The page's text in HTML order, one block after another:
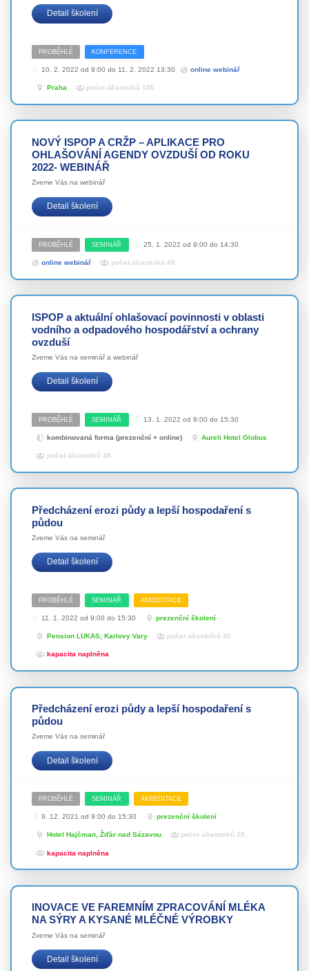
Detail školení
PROBĚHLÉ KONFERENCE
10. 2. 2022 od 9:00 do 11. 2. 2022 13:30 online webinář
Praha počet účastníků 105
NOVÝ ISPOP A CRŽP – APLIKACE PRO
OHLAŠOVÁNÍ AGENDY OVZDUŠÍ OD ROKU
2022- WEBINÁŘ
Zveme Vás na webinář
Detail školení
PROBĚHLÉ SEMINÁŘ 25. 1. 2022 od 9:00 do 14:30
online webinář počet účastníků 49
ISPOP a aktuální ohlašovací povinnosti v oblasti
vodního a odpadového hospodářství a ochrany
ovzduší
Zveme Vás na seminář a webinář
Detail školení
PROBĚHLÉ SEMINÁŘ 13. 1. 2022 od 9:00 do 15:30
kombinovaná forma (prezenční + online) Aureli Hotel Globus
počet účastníků 38
Předcházení erozi půdy a lepší hospodaření s
půdou
Zveme Vás na seminář
Detail školení
PROBĚHLÉ SEMINÁŘ AKREDITACE
11. 1. 2022 od 9:00 do 15:30 prezenční školení
Pension LUKAS, Karlovy Vary počet účastníků 20
kapacita naplněna
Předcházení erozi půdy a lepší hospodaření s
půdou
Zveme Vás na seminář
Detail školení
PROBĚHLÉ SEMINÁŘ AKREDITACE
9. 12. 2021 od 9:00 do 15:30 prezenční školení
Hotel Hajčman, Žďár nad Sázavou počet účastníků 20
kapacita naplněna
INOVACE VE FAREMNÍM ZPRACOVÁNÍ MLÉKA
NA SÝRY A KYSANÉ MLÉČNÉ VÝROBKY
Zveme Vás na seminář
Detail školení